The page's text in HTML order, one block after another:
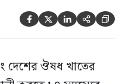
    
দেশের ঔষধ খাতের